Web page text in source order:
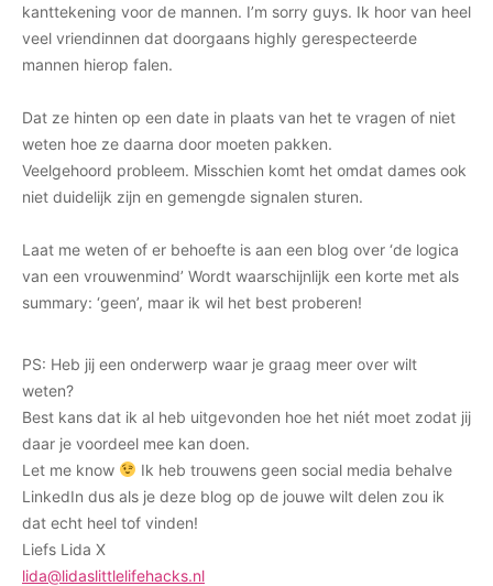
kanttekening voor de mannen. I’m sorry guys. Ik hoor van heel
veel vriendinnen dat doorgaans highly gerespecteerde
mannen hierop falen.
Dat ze hinten op een date in plaats van het te vragen of niet
weten hoe ze daarna door moeten pakken.
Veelgehoord probleem. Misschien komt het omdat dames ook
niet duidelijk zijn en gemengde signalen sturen.
Laat me weten of er behoefte is aan een blog over ‘de logica
van een vrouwenmind’ Wordt waarschijnlijk een korte met als
summary: ‘geen’, maar ik wil het best proberen!
PS: Heb jij een onderwerp waar je graag meer over wilt
weten?
Best kans dat ik al heb uitgevonden hoe het niét moet zodat jij
daar je voordeel mee kan doen.
Let me know
Ik heb trouwens geen social media behalve
LinkedIn dus als je deze blog op de jouwe wilt delen zou ik
dat echt heel tof vinden!
Liefs Lida X
lida@lidaslittlelifehacks.nl